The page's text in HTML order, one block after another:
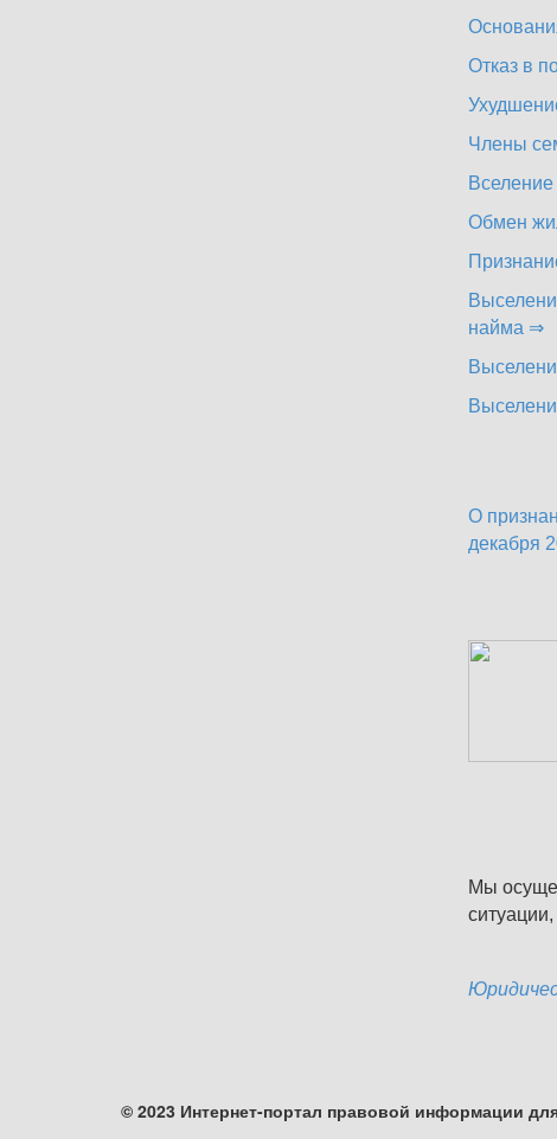
Отказ в
Члены
Обмен
найма ⇒
О
декабря
Мы
© 2023 Интернет-портал правовой информации